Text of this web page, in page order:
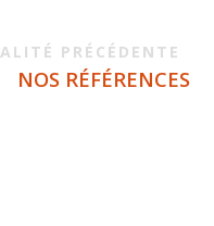
PRÉCÉDENTE
NOS RÉFÉRENCES